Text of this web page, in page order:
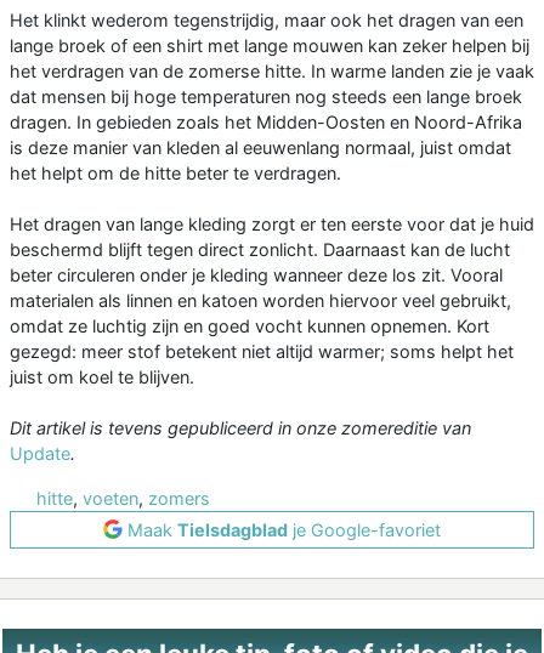
Het klinkt wederom tegenstrijdig, maar ook het dragen van een
lange broek of een shirt met lange mouwen kan zeker helpen bij
het verdragen van de zomerse hitte. In warme landen zie je vaak
dat mensen bij hoge temperaturen nog steeds een lange broek
dragen. In gebieden zoals het Midden-Oosten en Noord-Afrika
is deze manier van kleden al eeuwenlang normaal, juist omdat
het helpt om de hitte beter te verdragen.
Het dragen van lange kleding zorgt er ten eerste voor dat je huid
beschermd blijft tegen direct zonlicht. Daarnaast kan de lucht
beter circuleren onder je kleding wanneer deze los zit. Vooral
materialen als linnen en katoen worden hiervoor veel gebruikt,
omdat ze luchtig zijn en goed vocht kunnen opnemen. Kort
gezegd: meer stof betekent niet altijd warmer; soms helpt het
juist om koel te blijven.
Dit artikel is tevens gepubliceerd in onze zomereditie van
Update.
hitte, voeten, zomers
Maak Tielsdagblad je Google-favoriet